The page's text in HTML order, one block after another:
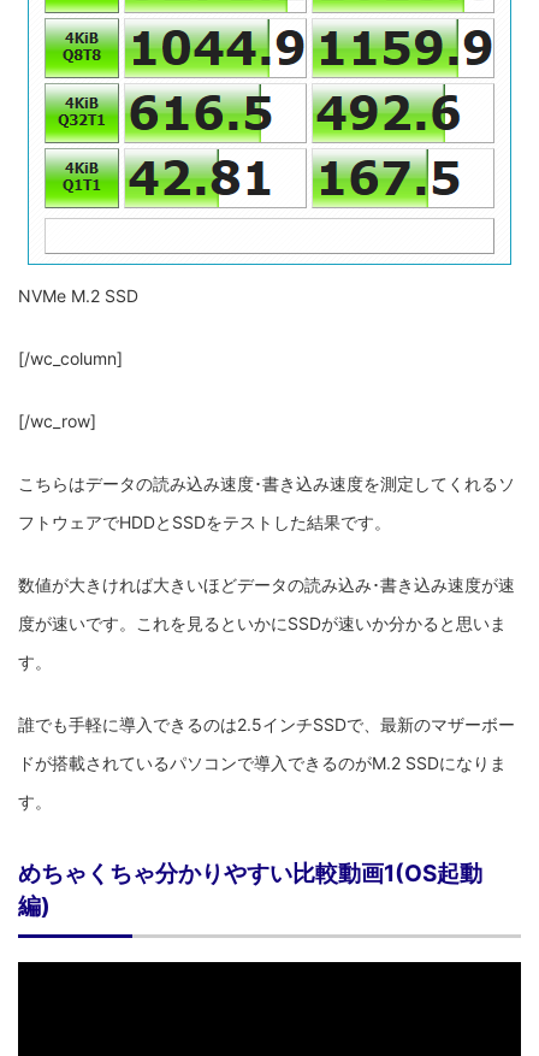
NVMe M.2 SSD
[/wc_column]
[/wc_row]
こちらはデータの読み込み速度･書き込み速度を測定してくれるソ
フトウェアでHDDとSSDをテストした結果です。
数値が大きければ大きいほどデータの読み込み･書き込み速度が速
度が速いです。これを見るといかにSSDが速いか分かると思いま
す。
誰でも手軽に導入できるのは2.5インチSSDで、最新のマザーボー
ドが搭載されているパソコンで導入できるのがM.2 SSDになりま
す。
めちゃくちゃ分かりやすい比較動画1(OS起動
編)